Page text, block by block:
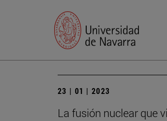
23 | 01 | 2023
La fusión nuclear que